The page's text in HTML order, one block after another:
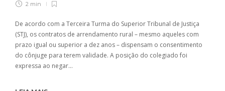
2 min
De acordo com a Terceira Turma do Superior Tribunal de Justiça
(STJ), os contratos de arrendamento rural – mesmo aqueles com
prazo igual ou superior a dez anos – dispensam o consentimento
do cônjuge para terem validade. A posição do colegiado foi
expressa ao negar…